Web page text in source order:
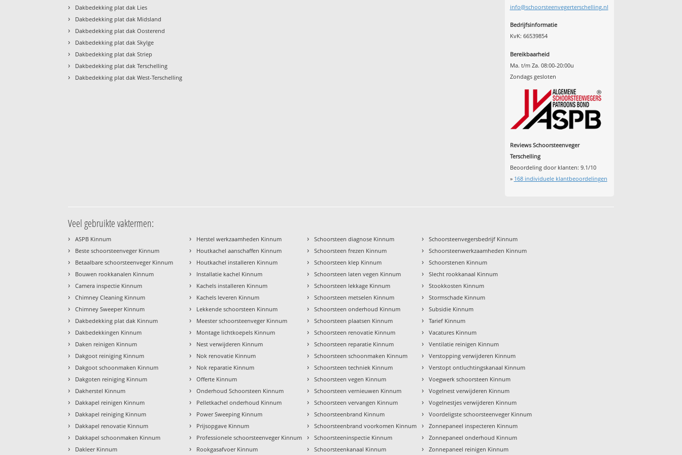
›
Dakbedekking plat dak Lies
› Dakbedekking plat dak Midsland
› Dakbedekking plat dak Oosterend
› Dakbedekking plat dak Skylge
› Dakbedekking plat dak Striep
› Dakbedekking plat dak Terschelling
› Dakbedekking plat dak West-Terschelling
info@schoorsteenvegerterschelling.nl
Bedrijfsinformatie
KvK: 66539854
Bereikbaarheid
Ma. t/m Za. 08:00-20:00u
Zondags gesloten
Reviews Schoorsteenveger
Terschelling
Beoordeling door klanten: 9.1/10
» 168individuele klantbeoordelingen
Veel gebruikte vaktermen:
› ASPB Kinnum
› Beste schoorsteenveger Kinnum
› Betaalbare schoorsteenveger Kinnum
› Bouwen rookkanalen Kinnum
› Camera inspectie Kinnum
› Chimney Cleaning Kinnum
› Chimney Sweeper Kinnum
› Dakbedekking plat dak Kinnum
› Dakbedekkingen Kinnum
› Daken reinigen Kinnum
› Dakgoot reiniging Kinnum
› Dakgoot schoonmaken Kinnum
› Dakgoten reiniging Kinnum
› Dakherstel Kinnum
› Dakkapel reinigen Kinnum
› Dakkapel reiniging Kinnum
› Dakkapel renovatie Kinnum
› Dakkapel schoonmaken Kinnum
› Dakleer Kinnum
› Herstel werkzaamheden Kinnum
› Houtkachel aanschaffen Kinnum
› Houtkachel installeren Kinnum
› Installatie kachel Kinnum
› Kachels installeren Kinnum
› Kachels leveren Kinnum
› Lekkende schoorsteen Kinnum
› Meester schoorsteenveger Kinnum
› Montage lichtkoepels Kinnum
› Nest verwijderen Kinnum
› Nok renovatie Kinnum
› Nok reparatie Kinnum
› Offerte Kinnum
› Onderhoud Schoorsteen Kinnum
› Pelletkachel onderhoud Kinnum
› Power Sweeping Kinnum
› Prijsopgave Kinnum
› Professionele schoorsteenveger Kinnum
› Rookgasafvoer Kinnum
› Schoorsteen diagnose Kinnum
› Schoorsteen frezen Kinnum
› Schoorsteen klep Kinnum
› Schoorsteen laten vegen Kinnum
› Schoorsteen lekkage Kinnum
› Schoorsteen metselen Kinnum
› Schoorsteen onderhoud Kinnum
› Schoorsteen plaatsen Kinnum
› Schoorsteen renovatie Kinnum
› Schoorsteen reparatie Kinnum
› Schoorsteen schoonmaken Kinnum
› Schoorsteen techniek Kinnum
› Schoorsteen vegen Kinnum
› Schoorsteen vernieuwen Kinnum
› Schoorsteen vervangen Kinnum
› Schoorsteenbrand Kinnum
› Schoorsteenbrand voorkomen Kinnum
› Schoorsteeninspectie Kinnum
› Schoorsteenkanaal Kinnum
› Schoorsteenvegersbedrijf Kinnum
› Schoorsteenwerkzaamheden Kinnum
› Schoorstenen Kinnum
› Slecht rookkanaal Kinnum
› Stookkosten Kinnum
› Stormschade Kinnum
› Subsidie Kinnum
› Tarief Kinnum
› Vacatures Kinnum
› Ventilatie reinigen Kinnum
› Verstopping verwijderen Kinnum
› Verstopt ontluchtingskanaal Kinnum
› Voegwerk schoorsteen Kinnum
› Vogelnest verwijderen Kinnum
› Vogelnestjes verwijderen Kinnum
› Voordeligste schoorsteenveger Kinnum
› Zonnepaneel inspecteren Kinnum
› Zonnepaneel onderhoud Kinnum
› Zonnepaneel reinigen Kinnum